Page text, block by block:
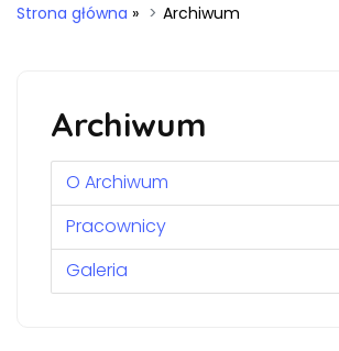
Strona główna » Archiwum
Archiwum
O Archiwum
Pracownicy
Galeria